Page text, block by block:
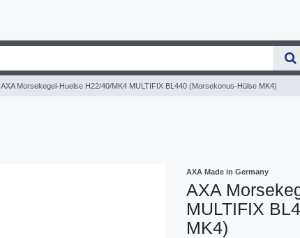
AXA Morsekegel-Huelse H22/40/MK4 MULTIFIX BL440 (Morsekonus-Hülse MK4)
AXA Made in Germany
AXA
MULTIFIX
MK4)